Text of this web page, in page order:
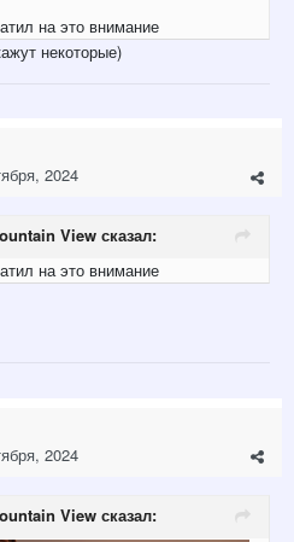
на это внимание
некоторые)
2024
View сказал:
на это внимание
2024
View сказал: